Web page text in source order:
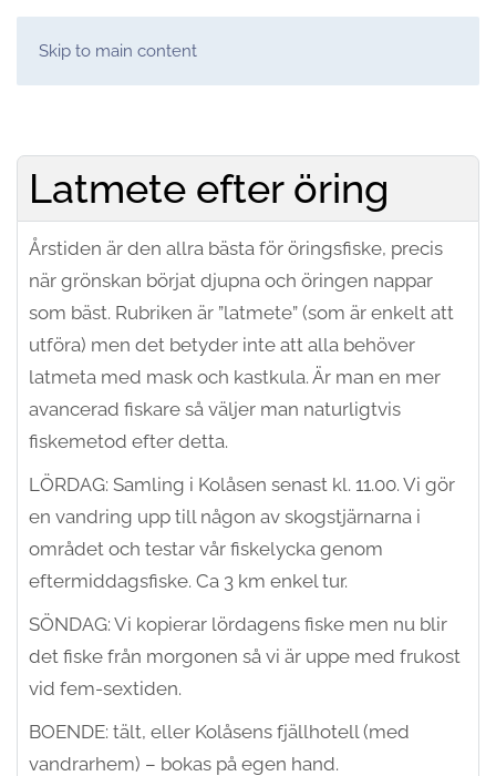
Skip to main content
Latmete efter öring
Årstiden är den allra bästa för öringsfiske, precis
när grönskan börjat djupna och öringen nappar
som bäst. Rubriken är ”latmete” (som är enkelt att
utföra) men det betyder inte att alla behöver
latmeta med mask och kastkula. Är man en mer
avancerad fiskare så väljer man naturligtvis
fiskemetod efter detta.
LÖRDAG: Samling i Kolåsen senast kl. 11.00. Vi gör
en vandring upp till någon av skogstjärnarna i
området och testar vår fiskelycka genom
eftermiddagsfiske. Ca 3 km enkel tur.
SÖNDAG: Vi kopierar lördagens fiske men nu blir
det fiske från morgonen så vi är uppe med frukost
vid fem-sextiden.
BOENDE: tält, eller Kolåsens fjällhotell (med
vandrarhem) – bokas på egen hand.